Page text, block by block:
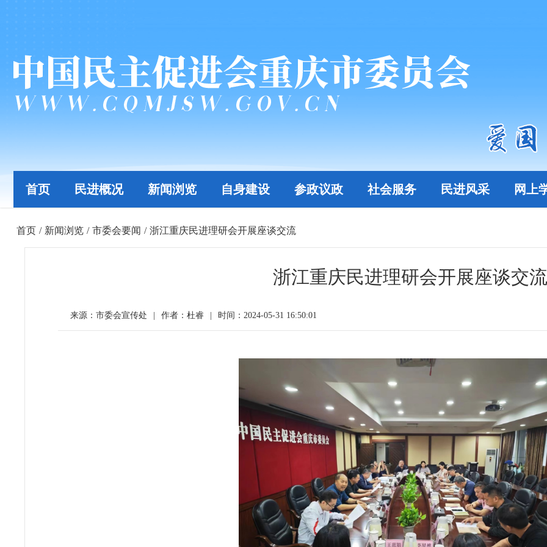
首页 民进概况 新闻浏览 自身建设 参政议政 社会服务 民进风采 网上
首页 / 新闻浏览 / 市委会要闻 / 浙江重庆民进理研会开展座谈交流
浙江重庆民进理研会开展座谈交流
来源：市委会宣传处 作者：杜睿 时间：2024-05-31 16:50:01